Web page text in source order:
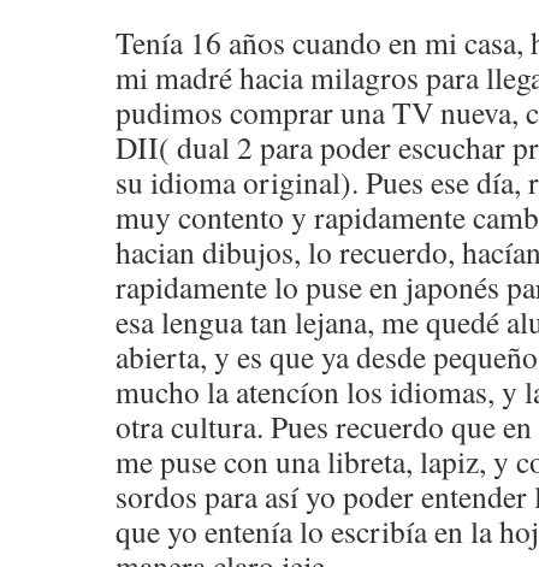
Tenía 16 años cuando en mi
mi madré hacia milagros para
pudimos comprar una TV nueva,
DII( dual 2 para poder escuchar
su idioma original). Pues ese día,
muy contento y rapidamente
hacian dibujos, lo recuerdo,
rapidamente lo puse en japonés
esa lengua tan lejana, me quedé
abierta, y es que ya desde
mucho la atencíon los idiomas, y
otra cultura. Pues recuerdo que
me puse con una libreta, lapiz, y
sordos para así yo poder
que yo entenía lo escribía en la